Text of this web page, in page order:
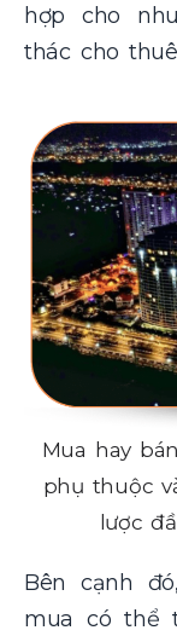
hợp cho
thác cho
Mua hay
phụ thuộc
lược
Bên cạnh
mua có thể